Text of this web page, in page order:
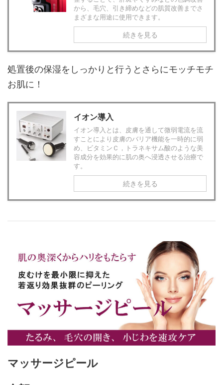
から、毛穴、引き締めなどの肌質改善までさ
まざまな用途に使用できます。
続きを見る
処置後の保湿をしっかりと行うとさらにモッチモチ
お肌に！
イオン導入
イオン導入とは、皮膚を通して微弱電流を流
すことにより皮膚のバリア機能を一時的に弱
め、ビタミンＣ，トラネキサム酸のような美
容成分を効果的に肌の奥へ浸透させる治療で
す。
続きを見る
マッサージピール